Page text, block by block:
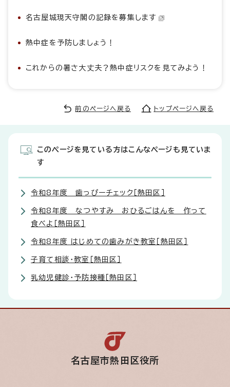
名古屋城現天守閣の記録を募集します
熱中症を予防しましょう！
これからの暑さ大丈夫？熱中症リスクを見てみよう！
前のページへ戻る トップページへ戻る
このページを見ている方はこんなページも見ていま
す
令和8年度 歯っぴーチェック［熱田区］
令和8年度 なつやすみ おひるごはんを 作って
食べよ［熱田区］
令和8年度 はじめての歯みがき教室［熱田区］
子育て相談・教室［熱田区］
乳幼児健診・予防接種［熱田区］
名古屋市熱田区役所